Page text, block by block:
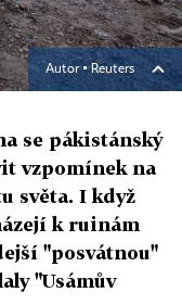
Autor ▪Reuters
se pákistánský
vzpomínek na
světa. I když
k ruinám
"posvátnou"
"Usámův